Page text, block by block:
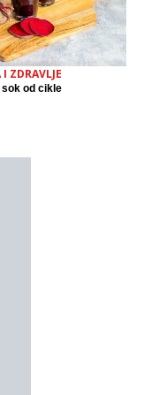
I ZDRAVLJE
od cikle